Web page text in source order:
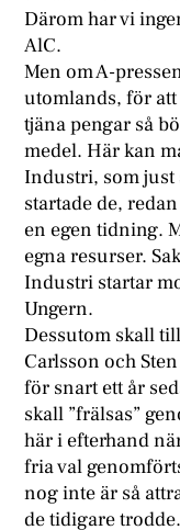
Därom har vi
AlC.
Men om A-
utomlands, för
tjäna pengar så
medel. Här kan
Industri, som just
startade de,
en egen tidning.
egna resurser.
Industri startar
Ungern.
Dessutom skall
Carlsson och
för snart ett år
skall ”frälsas”
här i efterhand
fria val
nog inte är så
de tidigare trodde.